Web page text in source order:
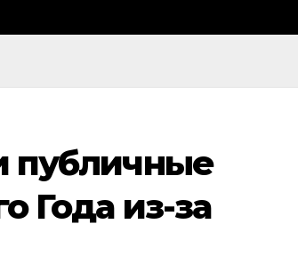
публичные
Года из-за